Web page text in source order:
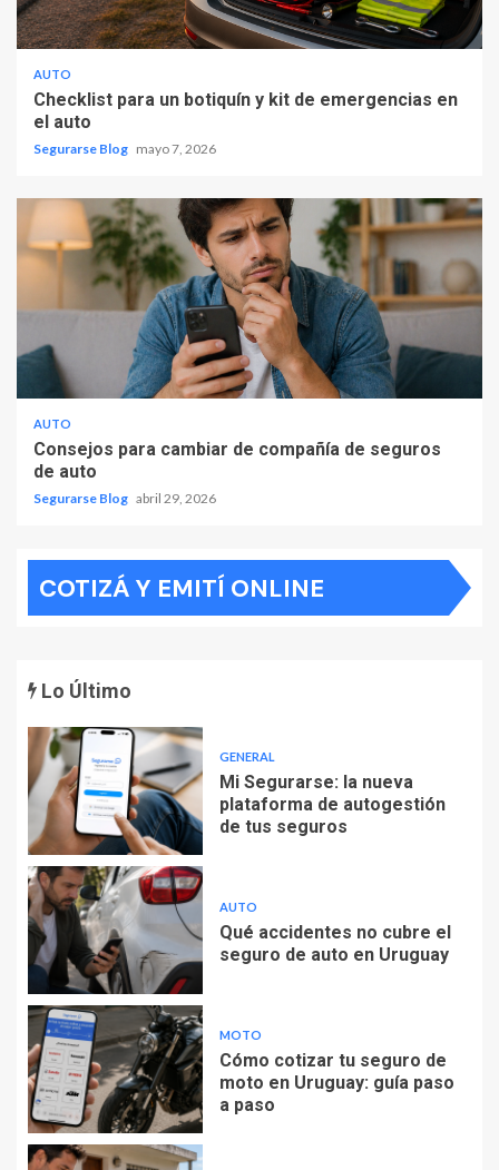
AUTO
Checklist para un botiquín y kit de emergencias en
el auto
Segurarse Blog mayo 7, 2026
AUTO
Consejos para cambiar de compañía de seguros
de auto
Segurarse Blog abril 29, 2026
COTIZÁ Y EMITÍ ONLINE
Lo Último
GENERAL
Mi Segurarse: la nueva
plataforma de autogestión
de tus seguros
AUTO
Qué accidentes no cubre el
seguro de auto en Uruguay
MOTO
Cómo cotizar tu seguro de
moto en Uruguay: guía paso
a paso